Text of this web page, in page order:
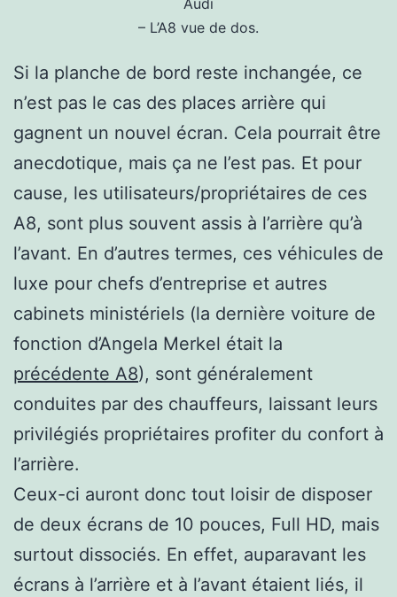
Audi
– L’A8 vue de dos.
Si la planche de bord reste inchangée, ce
n’est pas le cas des places arrière qui
gagnent un nouvel écran. Cela pourrait être
anecdotique, mais ça ne l’est pas. Et pour
cause, les utilisateurs/propriétaires de ces
A8, sont plus souvent assis à l’arrière qu’à
l’avant. En d’autres termes, ces véhicules de
luxe pour chefs d’entreprise et autres
cabinets ministériels (la dernière voiture de
fonction d’Angela Merkel était la
précédente A8), sont généralement
conduites par des chauffeurs, laissant leurs
privilégiés propriétaires profiter du confort à
l’arrière.
Ceux-ci auront donc tout loisir de disposer
de deux écrans de 10 pouces, Full HD, mais
surtout dissociés. En effet, auparavant les
écrans à l’arrière et à l’avant étaient liés, il